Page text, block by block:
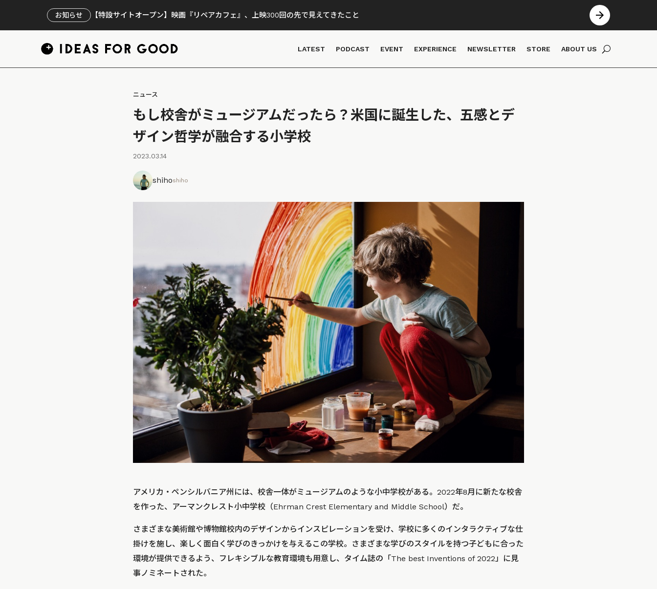
お知らせ 【特設サイトオープン】映画『リペアカフェ』、上映300回の先で見えてきたこと
LATEST PODCAST EVENT EXPERIENCE NEWSLETTER STORE ABOUT US
ニュース
もし校舎がミュージアムだったら？米国に誕生した、五感とデ
ザイン哲学が融合する小学校
2023.03.14
shihoshiho
アメリカ・ペンシルバニア州には、校舎一体がミュージアムのような小中学校がある。2022年8月に新たな校舎
を作った、アーマンクレスト小中学校（Ehrman Crest Elementary and Middle School）だ。
さまざまな美術館や博物館校内のデザインからインスピレーションを受け、学校に多くのインタラクティブな仕
掛けを施し、楽しく面白く学びのきっかけを与えるこの学校。さまざまな学びのスタイルを持つ子どもに合った
環境が提供できるよう、フレキシブルな教育環境も用意し、タイム誌の「The best Inventions of 2022」に見
事ノミネートされた。